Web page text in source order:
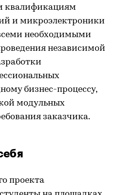
квалификациям
и микроэлектроники
необходимыми
независимой
бизнес-процессу,
модульных
заказчика.
проекта